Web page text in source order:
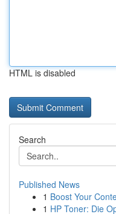
HTML is disabled
Search
Published News
1 Boost Your
1 HP Toner: Die